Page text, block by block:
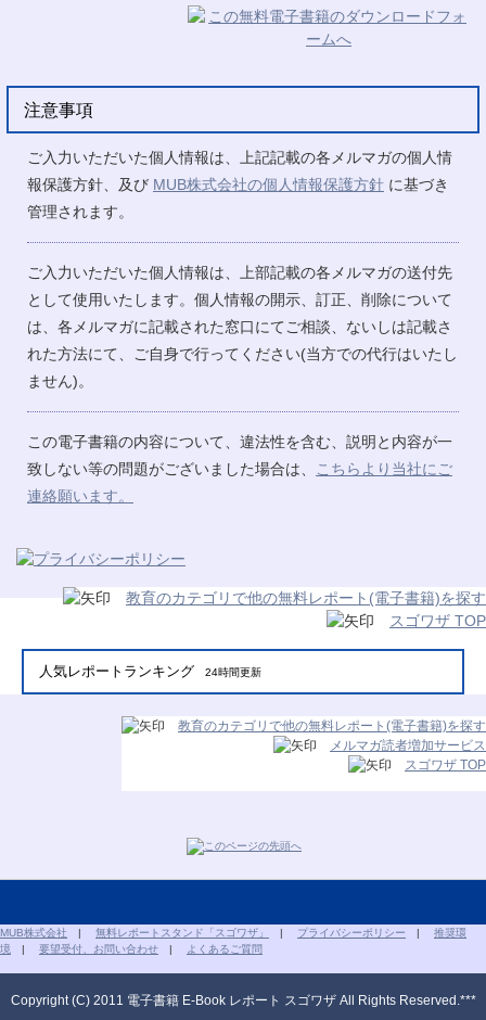
注意事項
ご入力いただいた個人情報は、上記記載の各メルマガの個人情
報保護方針、及び MUB株式会社の個人情報保護方針 に基づき
管理されます。
ご入力いただいた個人情報は、上部記載の各メルマガの送付先
として使用いたします。個人情報の開示、訂正、削除について
は、各メルマガに記載された窓口にてご相談、ないしは記載さ
れた方法にて、ご自身で行ってください(当方での代行はいたし
ません)。
この電子書籍の内容について、違法性を含む、説明と内容が一
致しない等の問題がございました場合は、
こちらより当社にご
連絡願います。
教育のカテゴリで他の無料レポート(電子書籍)を探す
スゴワザ TOP
人気レポートランキング 24時間更新
教育のカテゴリで他の無料レポート(電子書籍)を探す
メルマガ読者増加サービス
スゴワザ TOP
MUB株式会社 | 無料レポートスタンド「スゴワザ」 | プライバシーポリシー | 推奨環
境 | 要望受付、お問い合わせ | よくあるご質問
Copyright (C) 2011 電子書籍 E-Book レポート スゴワザ All Rights Reserved.***